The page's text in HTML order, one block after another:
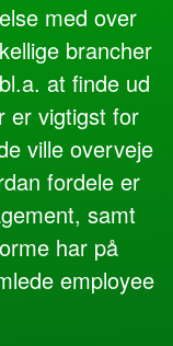
med over
brancher
at finde ud
er vigtigst for
ville overveje
fordele er
samt
har på
employee